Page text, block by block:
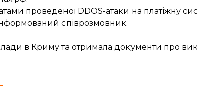
проведеної DDOS-атаки на платіжну
співрозмовник.
в Криму та отримала документи про